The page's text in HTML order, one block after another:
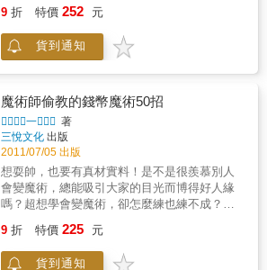
10、共同反應（操縱某一物體，而另一相同物
的）12、反自然現象（反常或畸形的人或動
物）13、使觀眾失敗（請觀眾上台照著做，結
果卻不一樣）14、控制力（用意志力控制無生
字或物體）16、讀心術（讀取對方心中所想）
17、思想傳送（將心中所想以非口述傳送給他
人）18、預言（預測將要發生的事）19、超感
應力（就是俗稱的esp）
extrasensoryperception20、技巧（特殊訓練的
效果）效果一產生一個人或者東西突然憑空產
生，而且讓人無法知道他是如何出現的。你可
菸、空手出紙牌等不斷增加效果型魔術單獨分
類，也不包括像一球變四或快速發生這樣的增
加數量效果的魔術。這些疑問都是可以理解
第二專長只要你︰年滿5足歲智商56以上雙手正
常使用中腦袋沒有打死結眼睛可以看到蒼蠅飛
你就可以︰480秒學會一種神奇魔術
9 折 特價 252 元
貨到通知
魔術師偷教的錢幣魔術50招
一 著
三悅文化 出版
2011/07/05 出版
想耍帥，也要有真材實料！是不是很羨慕別人
會變魔術，總能吸引大家的目光而博得好人緣
嗎？超想學會變魔術，卻怎麼練也練不成？讓
邊隨手可得的硬幣，即可隨時隨地、揮灑自如
地秀一段精采的表演，失敗率偏低，保證炒熱
9 折 特價 225 元
貨到通知